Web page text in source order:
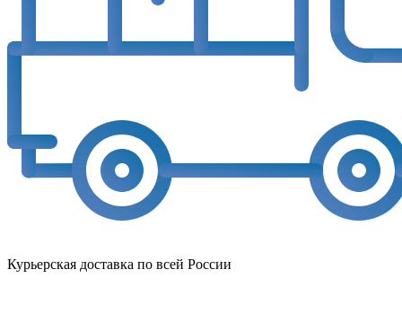
Курьерская доставка по всей России